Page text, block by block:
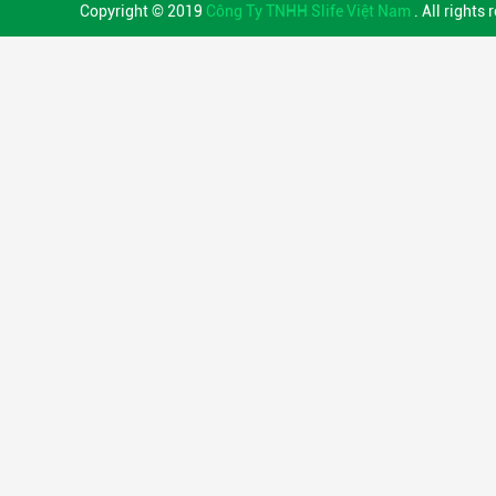
Copyright © 2019 Công Ty TNHH Slife Việt Nam . All rights